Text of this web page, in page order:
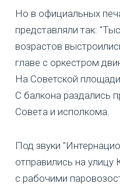
Но в официальных
представляли так:
возрастов
главе с оркестром
На Советской
С балкона раздались
Совета и исполкома.
Под звуки
отправились на улицу
с рабочими